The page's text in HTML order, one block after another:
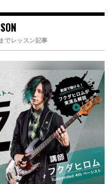
でレッスン記事